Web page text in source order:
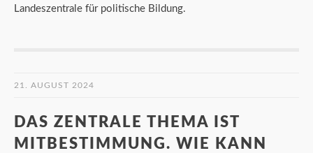
Landeszentrale für politische Bildung.
21. AUGUST 2024
DAS ZENTRALE THEMA IST
MITBESTIMMUNG. WIE KANN